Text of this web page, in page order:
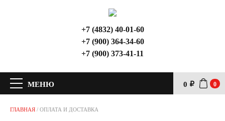
+7 (4832) 40-01-60
+7 (900) 364-34-60
+7 (900) 373-41-11
МЕНЮ 0 0
ГЛАВНАЯ / ОПЛАТА И ДОСТАВКА